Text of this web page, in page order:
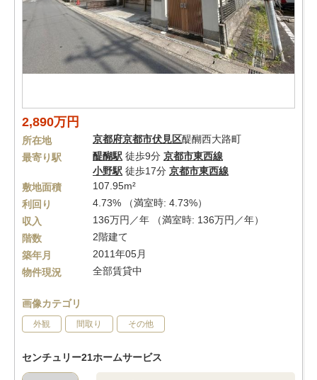
2,890万円
所在地 京都府京都市伏見区醍醐西大路町
最寄り駅
醍醐駅 徒歩9分 京都市東西線
小野駅 徒歩17分 京都市東西線
敷地面積
107.95m²
利回り
4.73% （満室時: 4.73%）
収入
136万円／年 （満室時: 136万円／年）
階数
2階建て
築年月
2011年05月
物件現況
全部賃貸中
画像カテゴリ
外観 間取り その他
センチュリー21ホームサービス